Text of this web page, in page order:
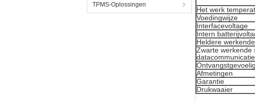
TPMS-Oplossingen
Het werk
Voedingwijze
Interfacevoltage
Intern
Heldere
Zwarte werkende
Afmetingen
Garantie
Drukwaaier